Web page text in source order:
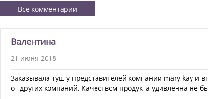
Все комментарии
Валентина
21 июня 2018
Заказывала туш у представителей компании mary kay и
от других компаний. Качеством продукта удивленна не